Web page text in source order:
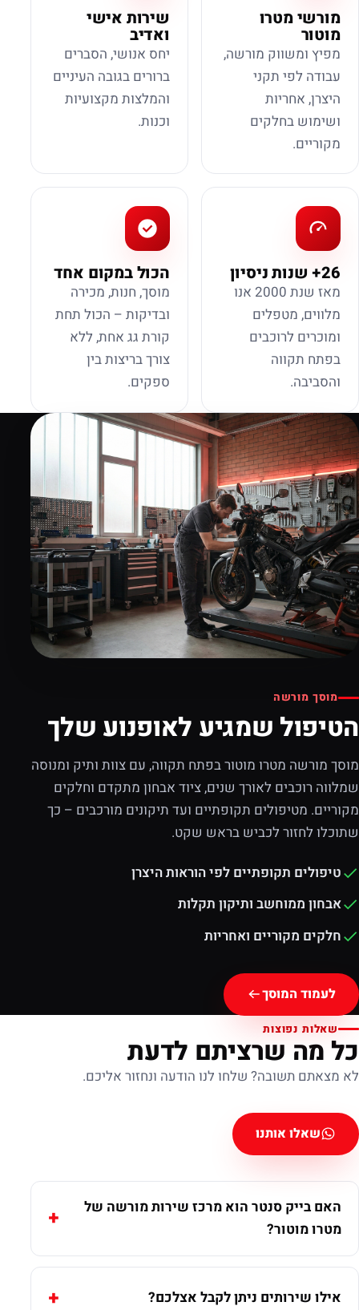
מורשי מטרו
מוטור
מפיץ ומשווק מורשה,
עבודה לפי תקני
היצרן, אחריות
ושימוש בחלקים
מקוריים.
שירות אישי
ואדיב
יחס אנושי, הסברים
ברורים בגובה העיניים
והמלצות מקצועיות
וכנות.
26+ שנות ניסיון
מאז שנת 2000 אנו
מלווים, מטפלים
ומוכרים לרוכבים
בפתח תקווה
והסביבה.
הכול במקום אחד
מוסך, חנות, מכירה
ובדיקות – הכול תחת
קורת גג אחת, ללא
צורך בריצות בין
ספקים.
מוסך מורשה
הטיפול שמגיע לאופנוע שלך
מוסך מורשה מטרו מוטור בפתח תקווה, עם צוות ותיק ומנוסה
שמלווה רוכבים לאורך שנים, ציוד אבחון מתקדם וחלקים
מקוריים. מטיפולים תקופתיים ועד תיקונים מורכבים – כך
שתוכלו לחזור לכביש בראש שקט.
טיפולים תקופתיים לפי הוראות היצרן
אבחון ממוחשב ותיקון תקלות
חלקים מקוריים ואחריות
לעמוד המוסך
שאלות נפוצות
כל מה שרציתם לדעת
לא מצאתם תשובה? שלחו לנו הודעה ונחזור אליכם.
שאלו אותנו
האם בייק סנטר הוא מרכז שירות מורשה של
מטרו מוטור?
אילו שירותים ניתן לקבל אצלכם?